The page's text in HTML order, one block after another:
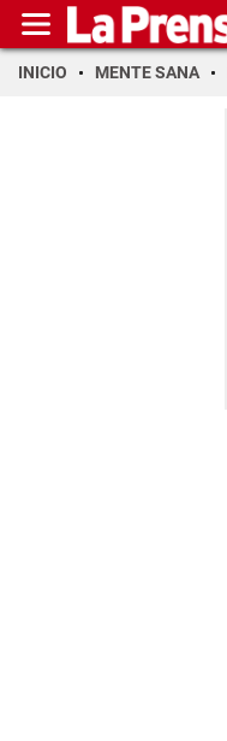
INICIO MENTE SANA